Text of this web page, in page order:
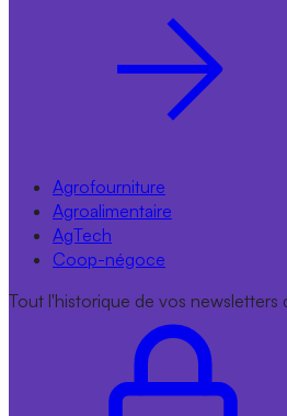
Agrofourniture
Agroalimentaire
AgTech
Coop-négoce
Tout l'historique de vos newsletters